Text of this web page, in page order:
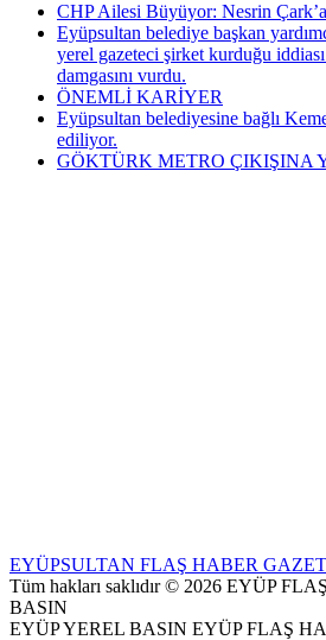
CHP Ailesi Büyüyor: Nesrin Çark’a
Eyüpsultan belediye başkan
yerel gazeteci şirket kurduğu
damgasını vurdu.
ÖNEMLİ KARİYER
Eyüpsultan belediyesine bağlı
ediliyor.
GÖKTÜRK METRO ÇIKIŞINA
EYÜPSULTAN FLAŞ HABER
Tüm hakları saklıdır © 2026 EYÜP
BASIN
EYÜP YEREL BASIN EYÜP FLAŞ